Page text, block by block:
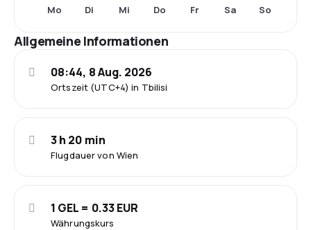
Mo Di Mi Do Fr Sa So
Allgemeine Informationen
Ortszeit (UTC+4) in Tbilisi
08:44, 8 Aug. 2026
Flugdauer von Wien
3 h 20 min
Währungskurs
1 GEL = 0.33 EUR